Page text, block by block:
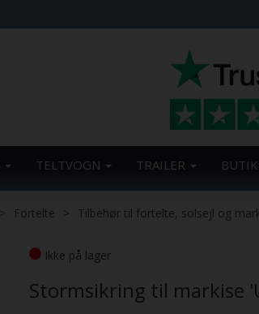
TELTVOGN TRAILER
Fortelte Tilbehør til fortelte, solsejl og
Ikke på lager
Stormsikring til markise